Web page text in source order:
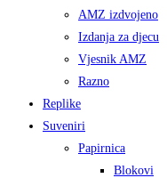
AMZ izdvojeno
Izdanja za djecu
Vjesnik AMZ
Razno
Replike
Suveniri
Papirnica
Blokovi